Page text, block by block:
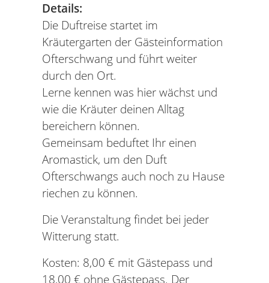
Details:
Die Duftreise startet im
Kräutergarten der Gästeinformation
Ofterschwang und führt weiter
durch den Ort.
Lerne kennen was hier wächst und
wie die Kräuter deinen Alltag
bereichern können.
Gemeinsam beduftet Ihr einen
Aromastick, um den Duft
Ofterschwangs auch noch zu Hause
riechen zu können.
Die Veranstaltung findet bei jeder
Witterung statt.
Kosten: 8,00 € mit Gästepass und
18,00 € ohne Gästepass. Der